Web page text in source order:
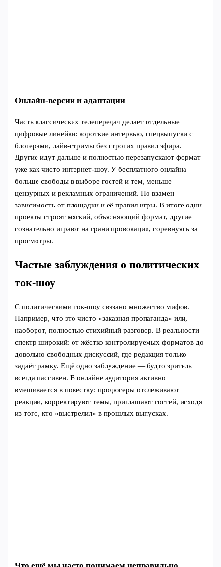
Онлайн‑версии и адаптации
Часть классических телепередач делает отдельные
цифровые линейки: короткие интервью, спецвыпуски с
блогерами, лайв‑стримы без строгих правил эфира.
Другие идут дальше и полностью перезапускают формат
уже как чисто интернет‑шоу. У бесплатного онлайна
больше свободы в выборе гостей и тем, меньше
цензурных и рекламных ограничений. Но взамен —
зависимость от площадки и её правил игры. В итоге одни
проекты строят мягкий, объясняющий формат, другие
сознательно играют на грани провокации, соревнуясь за
просмотры.
Частые заблуждения о политических
ток‑шоу
С политическими ток‑шоу связано множество мифов.
Например, что это чисто «заказная пропаганда» или,
наоборот, полностью стихийный разговор. В реальности
спектр широкий: от жёстко контролируемых форматов до
довольно свободных дискуссий, где редакция только
задаёт рамку. Ещё одно заблуждение — будто зритель
всегда пассивен. В онлайне аудитория активно
вмешивается в повестку: продюсеры отслеживают
реакции, корректируют темы, приглашают гостей, исходя
из того, кто «выстрелил» в прошлых выпусках.